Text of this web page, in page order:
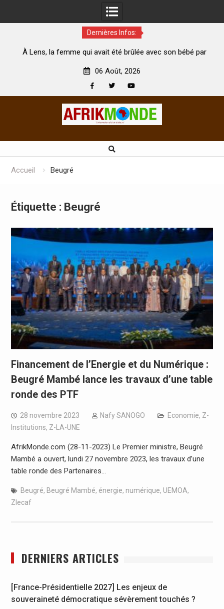
Dernières Infos:
qui avait été brûlée avec son bébé par
Coopération: Le
06 Août, 2026
Accueil Beugré
Étiquette : Beugré
Financement de l’Energie et du Numérique :
Beugré Mambé lance les travaux d’une table
ronde des PTF
28 novembre 2023 Nafy SANOGO Economie, Z-
Institutions, Z-LA-UNE
AfrikMonde.com (28-11-2023) Le Premier ministre, Beugré
Mambé a ouvert, lundi 27 novembre 2023, les travaux d’une
table ronde des Partenaires…
Beugré, Beugré Mambé, énergie, numérique, UEMOA,
Zlecaf
DERNIERS ARTICLES
[France-Présidentielle 2027] Les enjeux de
souveraineté démocratique sévèrement touchés ?